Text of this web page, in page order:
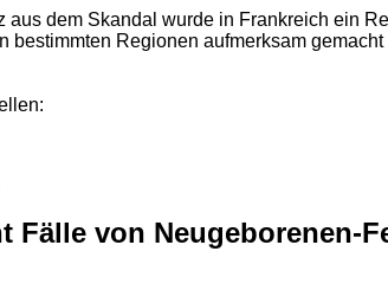
aus dem Skandal wurde in Frankreich ein
bestimmten Regionen aufmerksam
Fälle von Neugeborenen-